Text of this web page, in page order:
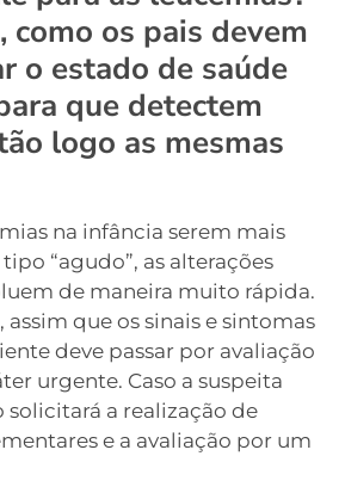
como os pais devem
o estado de saúde
que detectem
logo as mesmas
na infância serem mais
“agudo”, as alterações
de maneira muito rápida.
assim que os sinais e sintomas
deve passar por avaliação
urgente. Caso a suspeita
solicitará a realização de
e a avaliação por um